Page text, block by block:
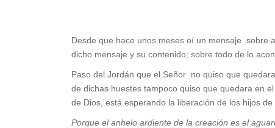
Desde que hace unos meses oí un mensaje sobre
dicho mensaje y su contenido; sobre todo de lo
Paso del Jordán que el Señor no quiso que
de dichas huestes tampoco quiso que quedara en
de Dios, está esperando la liberación de los hijos
Porque el anhelo ardiente de la creación es el